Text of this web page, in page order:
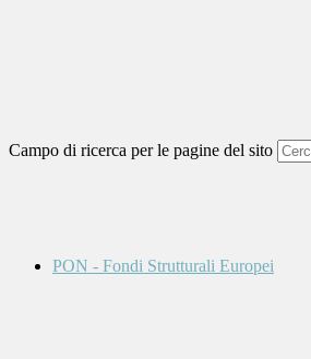
Campo di ricerca per le pagine del sito
PON - Fondi Strutturali Europei